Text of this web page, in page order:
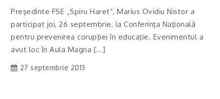
Preşedinte FSE „Spiru Haret”, Marius Ovidiu Nistor a
participat joi, 26 septembrie, la Conferinţa Naţională
pentru prevenirea corupţiei în educaţie. Evenimentul a
avut loc în Aula Magna […]
27 septembrie 2013